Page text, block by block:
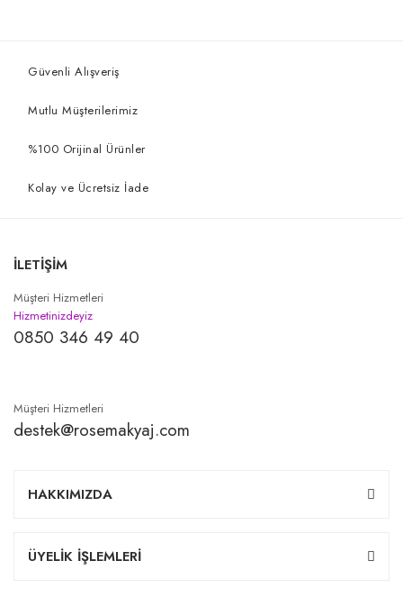
Güvenli Alışveriş
Mutlu Müşterilerimiz
%100 Orijinal Ürünler
Kolay ve Ücretsiz İade
İLETİŞİM
Müşteri Hizmetleri
Hizmetinizdeyiz
0850 346 49 40
Müşteri Hizmetleri
destek@rosemakyaj.com
HAKKIMIZDA
ÜYELİK İŞLEMLERİ